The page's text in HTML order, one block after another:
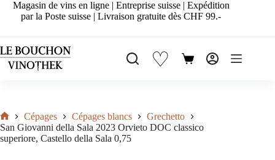
PasserMagasin de vins en ligne | Entreprise suisse | Expédition
par la Poste suisse | Livraison gratuite dès CHF 99.-
♡
Panier
Accueil
Cépages Cépages blancs
Grechetto
San Giovanni della Sala 2023 Orvieto DOC classico
superiore, Castello della Sala 0,75